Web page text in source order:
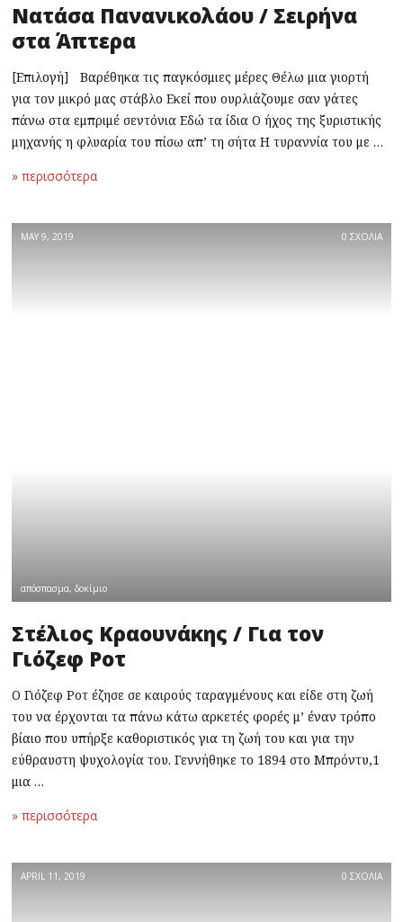
Νατάσα Πανανικολάου / Σειρήνα
στα Άπτερα
[Επιλογή] Βαρέθηκα τις παγκόσμιες μέρες Θέλω μια γιορτή
για τον μικρό μας στάβλο Εκεί που ουρλιάζουμε σαν γάτες
πάνω στα εμπριμέ σεντόνια Εδώ τα ίδια Ο ήχος της ξυριστικής
μηχανής η φλυαρία του πίσω απ’ τη σήτα Η τυραννία του με …
» περισσότερα
MAY 9, 2019 0 ΣΧΟΛΙΑ
απόσπασμα,δοκίμιο
Στέλιος Κραουνάκης / Για τον
Γιόζεφ Ροτ
Ο Γιόζεφ Ροτ έζησε σε καιρούς ταραγμένους και είδε στη ζωή
του να έρχονται τα πάνω κάτω αρκετές φορές μ’ έναν τρόπο
βίαιο που υπήρξε καθοριστικός για τη ζωή του και για την
εύθραυστη ψυχολογία του. Γεννήθηκε το 1894 στο Μπρόντυ,1
μια …
» περισσότερα
APRIL 11, 2019 0 ΣΧΟΛΙΑ